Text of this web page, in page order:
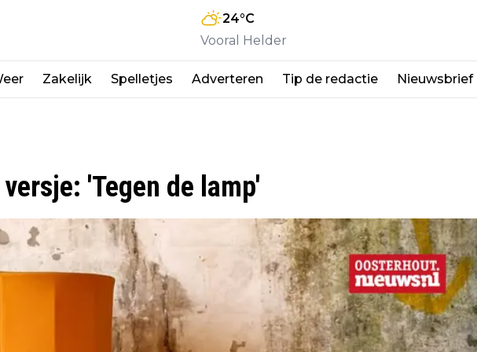
24°C
Vooral Helder
Zakelijk Spelletjes Adverteren Tip de redactie Nieuwsbrief
'Tegen de lamp'